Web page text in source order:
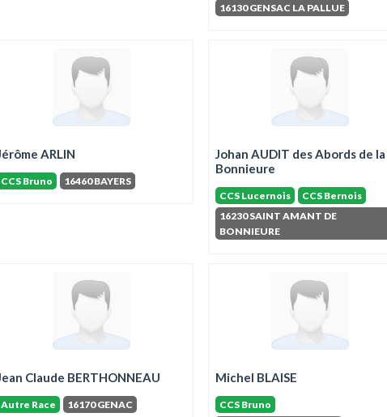
16130 GENSAC LA PALLUE
ARLIN
CCS Bruno 16460 BAYERS
Johan AUDIT des Abords de la
Bonnieure
CCS Lucernois
CCS Bernois
16230 SAINT AMANT DE
BONNIEURE
Claude BERTHONNEAU
Autre Race 16170 GENAC
Michel BLAISE
CCS Bruno